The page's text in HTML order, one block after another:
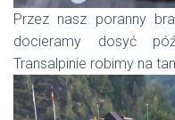
Przez nasz poranny
docieramy dosyć
Transalpinie robimy na